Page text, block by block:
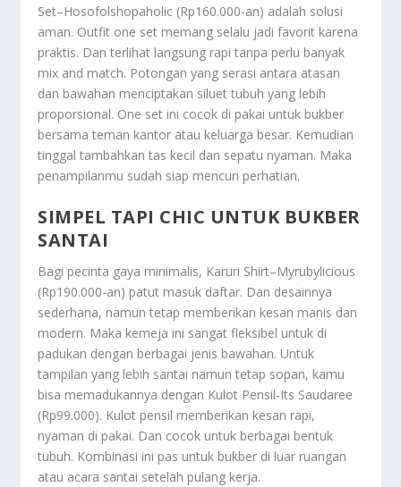
Set–Hosofolshopaholic (Rp160.000-an) adalah solusi
aman. Outfit one set memang selalu jadi favorit karena
praktis. Dan terlihat langsung rapi tanpa perlu banyak
mix and match. Potongan yang serasi antara atasan
dan bawahan menciptakan siluet tubuh yang lebih
proporsional. One set ini cocok di pakai untuk bukber
bersama teman kantor atau keluarga besar. Kemudian
tinggal tambahkan tas kecil dan sepatu nyaman. Maka
penampilanmu sudah siap mencuri perhatian.
SIMPEL TAPI CHIC UNTUK BUKBER
SANTAI
Bagi pecinta gaya minimalis, Karuri Shirt–Myrubylicious
(Rp190.000-an) patut masuk daftar. Dan desainnya
sederhana, namun tetap memberikan kesan manis dan
modern. Maka kemeja ini sangat fleksibel untuk di
padukan dengan berbagai jenis bawahan. Untuk
tampilan yang lebih santai namun tetap sopan, kamu
bisa memadukannya dengan Kulot Pensil-Its Saudaree
(Rp99.000). Kulot pensil memberikan kesan rapi,
nyaman di pakai. Dan cocok untuk berbagai bentuk
tubuh. Kombinasi ini pas untuk bukber di luar ruangan
atau acara santai setelah pulang kerja.